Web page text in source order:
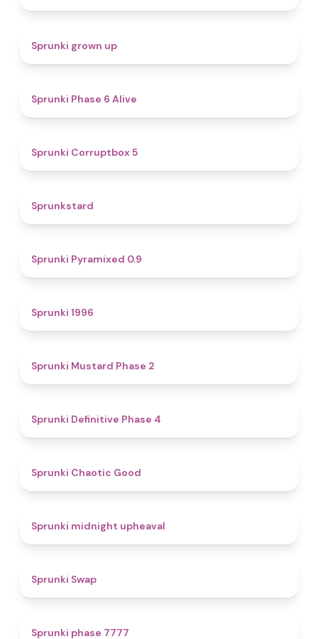
Sprunki grown up
Sprunki Phase 6 Alive
Sprunki Corruptbox 5
Sprunkstard
Sprunki Pyramixed 0.9
Sprunki 1996
Sprunki Mustard Phase 2
Sprunki Definitive Phase 4
Sprunki Chaotic Good
Sprunki midnight upheaval
Sprunki Swap
Sprunki phase 7777